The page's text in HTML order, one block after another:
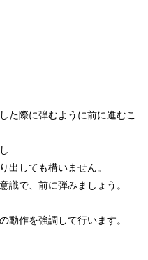
た際に弾むように前に進むこ
出しても構いません。
識で、前に弾みましょう。
動作を強調して行います。